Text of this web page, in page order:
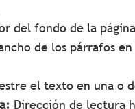
del fondo de la
de los párrafos
el texto en una o
Dirección de lectura